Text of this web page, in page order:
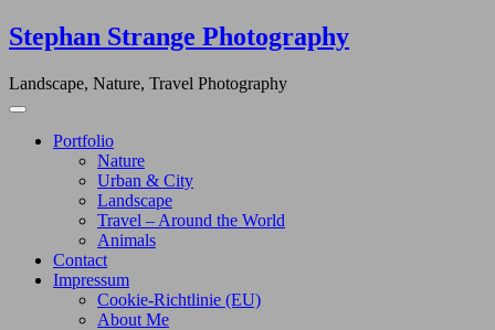
Skip
to
Stephan Strange Photography
Landscape, Nature, Travel Photography
Portfolio
Nature
Urban & City
Landscape
Travel – Around the World
Animals
Contact
Impressum
Cookie-Richtlinie (EU)
About Me